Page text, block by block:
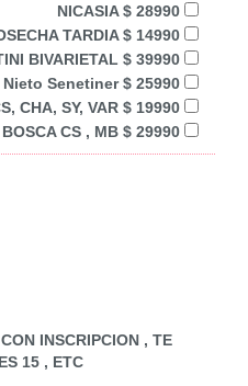
NICASIA $ 28990
TARDIA $ 14990
BIVARIETAL $ 39990
Nieto Senetiner $ 25990
CHA, SY, VAR $ 19990
CS , MB $ 29990
INSCRIPCION , TE
15 , ETC